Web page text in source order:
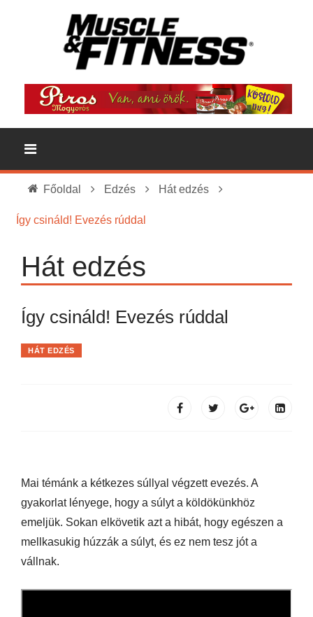
Főoldal Edzés Hát edzés
Így csináld! Evezés rúddal
Hát edzés
Így csináld! Evezés rúddal
HÁT EDZÉS
Mai témánk a kétkezes súllyal végzett evezés. A
gyakorlat lényege, hogy a súlyt a köldökünkhöz
emeljük. Sokan elkövetik azt a hibát, hogy egészen a
mellkasukig húzzák a súlyt, és ez nem tesz jót a
vállnak.